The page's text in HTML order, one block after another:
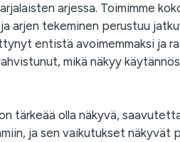
arjessa. Toimimme
arjen tekeminen perustuu
entistä avoimemmaksi ja
mikä näkyy
tärkeää olla näkyvä,
ja sen vaikutukset näkyvät